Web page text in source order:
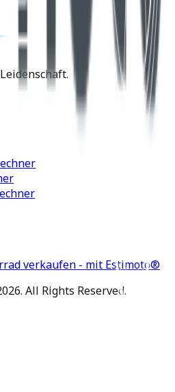
verkaufen - mit Estimoto®
. All Rights Reserved.